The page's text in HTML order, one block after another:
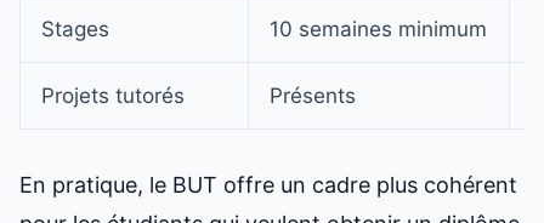
Stages 10 semaines minimum
Projets tutorés Présents
En pratique, le BUT offre un cadre plus cohérent